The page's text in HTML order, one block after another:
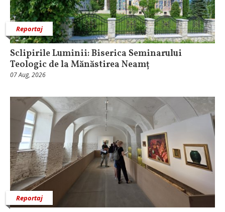
Reportaj
Sclipirile Luminii: Biserica Seminarului
Teologic de la Mănăstirea Neamț
07 Aug, 2026
Reportaj